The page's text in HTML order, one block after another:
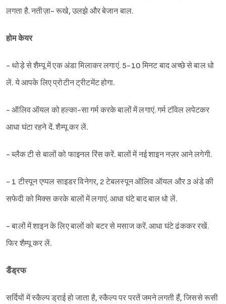
लगता है. नतीज़ा- रूखे, उलझे और बेजान बाल.
होम केयर
- थोड़े से शैम्पू में एक अंडा मिलाकर लगाएं. 5-10 मिनट बाद अच्छे से बाल धो
लें. ये आपके लिए प्रोटीन ट्रीटमेंट होगा.
- ऑलिव ऑयल को हल्का-सा गर्म करके बालों में लगाएं. गर्म टॉवेल लपेटकर
आधा घंटा रहने दें. शैम्पू कर लें.
- ब्लैक टी से बालों को फाइनल रिंस करें. बालों में नई शाइन नज़र आने लगेगी.
- 1 टीस्पून एप्पल साइडर विनेगर, 2 टेबलस्पून ऑलिव ऑयल और 3 अंडे की
सफेदी को मिक्स करके बालों में लगाएं. आधा घंटे बाद बाल धो लें.
- बालों में शाइन के लिए बालों को बटर से मसाज करें. आधा घंटे ढंककर रखें.
फिर शैम्पू कर लें.
डैंड्रफ
सर्दियों में स्कैल्प ड्राई हो जाता है, स्कैल्प पर परतें जमने लगती हैं, जिससे रूसी